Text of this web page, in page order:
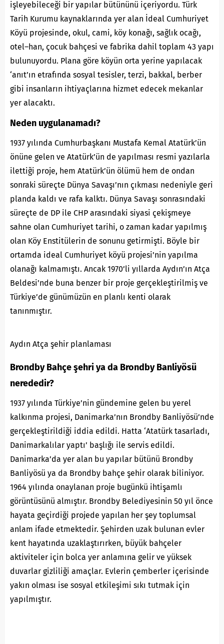
işleyebileceği bir yapılar bütününü içeriyordu. Türk
Tarih Kurumu kaynaklarında yer alan İdeal Cumhuriyet
Köyü projesinde, okul, cami, köy konağı, sağlık ocağı,
otel–han, çocuk bahçesi ve fabrika dahil toplam 43 yapı
bulunuyordu. Plana göre köyün orta yerine yapılacak
‘anıt’ın etrafında sosyal tesisler, terzi, bakkal, berber
gibi insanların ihtiyaçlarına hizmet edecek mekanlar
yer alacaktı.
Neden uygulanamadı?
1937 yılında Cumhurbaşkanı Mustafa Kemal Atatürk’ün
önüne gelen ve Atatürk’ün de yapılması resmi yazılarla
ilettiği proje, hem Atatürk’ün ölümü hem de ondan
sonraki süreçte Dünya Savaşı’nın çıkması nedeniyle geri
planda kaldı ve rafa kalktı. Dünya Savaşı sonrasındaki
süreçte de DP ile CHP arasındaki siyasi çekişmeye
sahne olan Cumhuriyet tarihi, o zaman kadar yapılmış
olan Köy Enstitülerin de sonunu getirmişti. Böyle bir
ortamda ideal Cumhuriyet köyü projesi’nin yapılma
olanağı kalmamıştı. Ancak 1970’li yıllarda Aydın’ın Atça
Beldesi’nde buna benzer bir proje gerçekleştirilmiş ve
Türkiye’de günümüzün en planlı kenti olarak
tanınmıştır.
Aydın Atça şehir planlaması
Brondby Bahçe şehri ya da Brondby Banliyösü
nerededir?
1937 yılında Türkiye’nin gündemine gelen bu yerel
kalkınma projesi, Danimarka’nın Brondby Banliyösü’nde
gerçekleştirildiği iddia edildi. Hatta ‘Atatürk tasarladı,
Danimarkalılar yaptı’ başlığı ile servis edildi.
Danimarka’da yer alan bu yapılar bütünü Brondby
Banliyösü ya da Brondby bahçe şehir olarak biliniyor.
1964 yılında onaylanan proje bugünkü ihtişamlı
görüntüsünü almıştır. Brondby Belediyesinin 50 yıl önce
hayata geçirdiği projede yapılan her şey toplumsal
anlam ifade etmektedir. Şehirden uzak bulunan evler
kent hayatında uzaklaştırırken, büyük bahçeler
aktiviteler için bolca yer anlamına gelir ve yüksek
duvarlar gizliliği amaçlar. Evlerin çemberler içerisinde
yakın olması ise sosyal etkileşimi sıkı tutmak için
yapılmıştır.